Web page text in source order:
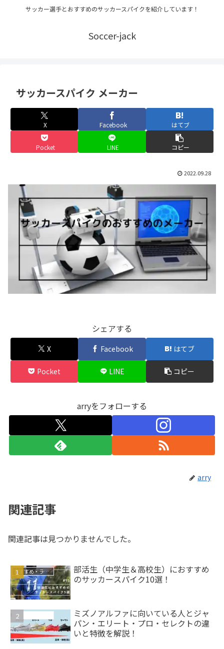
サッカー選手とおすすめのサッカースパイクを紹介しています！
Soccer-jack
サッカースパイク メーカー
X Facebook はてブ
Pocket LINE コピー
2022.09.28
シェアする
X Facebook はてブ
Pocket LINE コピー
arryをフォローする
arry
関連記事
関連記事は見つかりませんでした。
おすすめ・ランキング
部活生（中学生＆高校生）におすすめ
のサッカースパイク10選！
ミズノアルファに向いている人とジャ
パン・エリート・プロ・セレクトの違
いと特徴を解説！